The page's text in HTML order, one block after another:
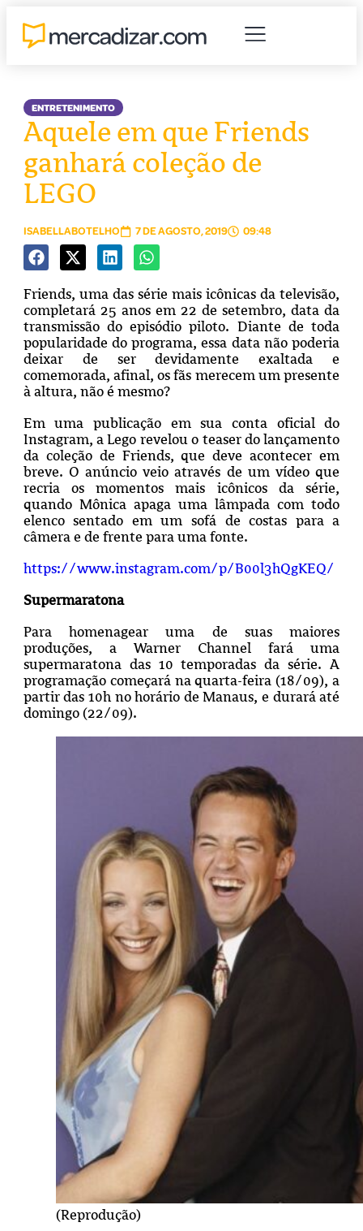
ENTRETENIMENTO
Aquele em que Friends
ganhará coleção de
LEGO
ISABELLABOTELHO 7 DE AGOSTO, 2019 09:48
Friends, uma das série mais icônicas da televisão,
completará 25 anos em 22 de setembro, data da
transmissão do episódio piloto. Diante de toda
popularidade do programa, essa data não poderia
deixar de ser devidamente exaltada e
comemorada, afinal, os fãs merecem um presente
à altura, não é mesmo?
Em uma publicação em sua conta oficial do
Instagram, a Lego revelou o teaser do lançamento
da coleção de Friends, que deve acontecer em
breve. O anúncio veio através de um vídeo que
recria os momentos mais icônicos da série,
quando Mônica apaga uma lâmpada com todo
elenco sentado em um sofá de costas para a
câmera e de frente para uma fonte.
https://www.instagram.com/p/B00l3hQgKEQ/
Supermaratona
Para homenagear uma de suas maiores
produções, a Warner Channel fará uma
supermaratona das 10 temporadas da série. A
programação começará na quarta-feira (18/09), a
partir das 10h no horário de Manaus, e durará até
domingo (22/09).
(Reprodução)